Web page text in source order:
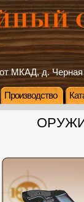
МКАД, д. Черная
Производство